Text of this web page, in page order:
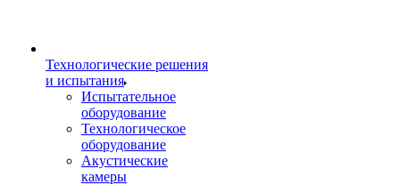
Технологические решения
и испытания
Испытательное
оборудование
Технологическое
оборудование
Акустические
камеры